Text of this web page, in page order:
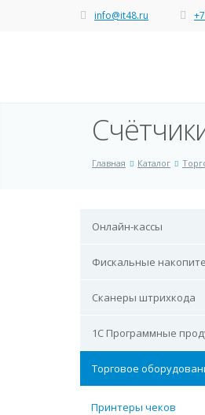
info@it48.ru
Главная Каталог
Онлайн-кассы
Фискальные
Сканеры штрихкода
1С Программные
Торговое
Принтеры чеков